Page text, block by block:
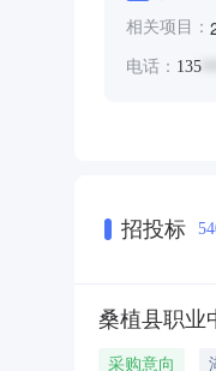
相关项目：
电话： 135
招投标
桑植县职业
采购意向